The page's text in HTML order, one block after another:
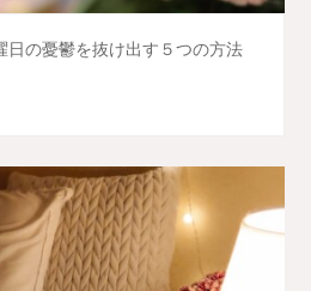
日の憂鬱を抜け出す５つの方法